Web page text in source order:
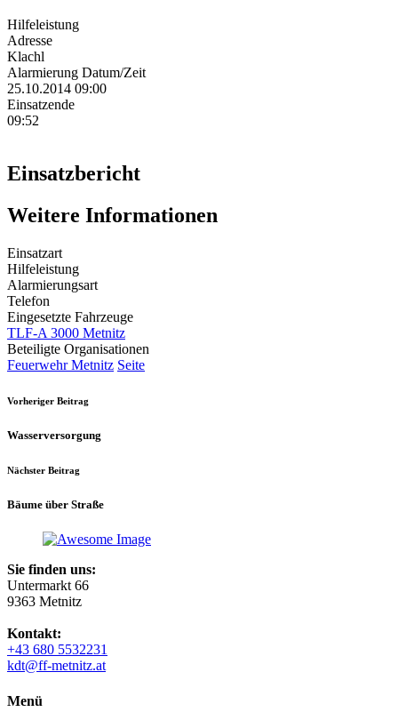
Hilfeleistung
Adresse
Klachl
Alarmierung Datum/Zeit
25.10.2014 09:00
Einsatzende
09:52
Einsatzbericht
Weitere Informationen
Einsatzart
Hilfeleistung
Alarmierungsart
Telefon
Eingesetzte Fahrzeuge
TLF-A 3000 Metnitz
Beteiligte Organisationen
Feuerwehr Metnitz Seite
Vorheriger Beitrag
Wasserversorgung
Nächster Beitrag
Bäume über Straße
Sie finden uns:
Untermarkt 66
9363 Metnitz
Kontakt:
+43 680 5532231
kdt@ff-metnitz.at
Menü